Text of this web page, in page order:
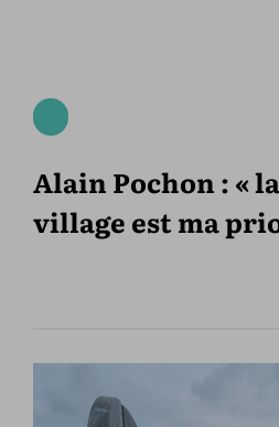
Alain Pochon : «
village est ma